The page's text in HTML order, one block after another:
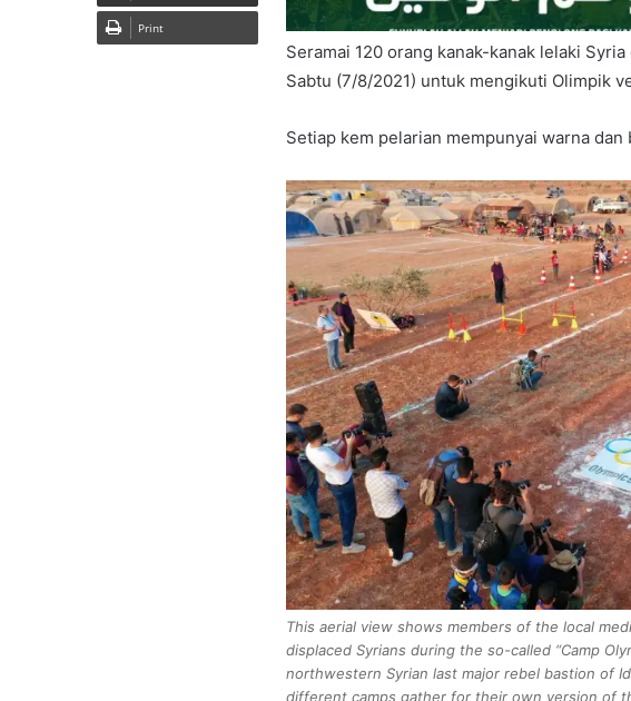
Seramai 120 orang kanak-kanak lelaki
Sabtu (7/8/2021) untuk mengikuti Olimpik
Setiap kem pelarian mempunyai warna
This aerial view shows members of the local
displaced Syrians during the so-called “Camp
northwestern Syrian last major rebel bastion of
different camps gather for their own version of
Print